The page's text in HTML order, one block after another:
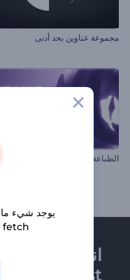
مجموعة عناوين بحد أدنى
الطباعة العضوية
انضم إلى نشرة
Renderforest الإخبارية
fetch